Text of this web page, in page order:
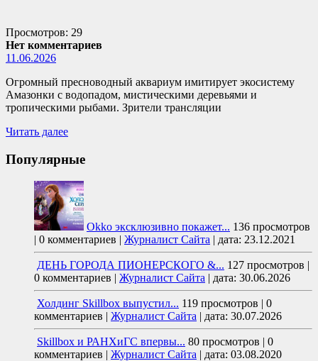
Просмотров: 29
Нет комментариев
11.06.2026
Огромный пресноводный аквариум имитирует экосистему
Амазонки с водопадом, мистическими деревьями и
тропическими рыбами. Зрители трансляции
Читать далее
Популярные
Okko эксклюзивно покажет... 136 просмотров
| 0 комментариев | Журналист Сайта | дата: 23.12.2021
ДЕНЬ ГОРОДА ПИОНЕРСКОГО &... 127 просмотров |
0 комментариев | Журналист Сайта | дата: 30.06.2026
Холдинг Skillbox выпустил... 119 просмотров | 0
комментариев | Журналист Сайта | дата: 30.07.2026
Skillbox и РАНХиГС впервы... 80 просмотров | 0
комментариев | Журналист Сайта | дата: 03.08.2020